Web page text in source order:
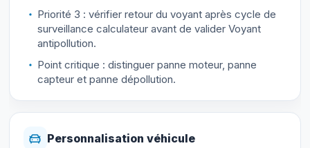
Priorité 3 : vérifier retour du voyant après cycle de
surveillance calculateur avant de valider Voyant
antipollution.
Point critique : distinguer panne moteur, panne
capteur et panne dépollution.
Personnalisation véhicule